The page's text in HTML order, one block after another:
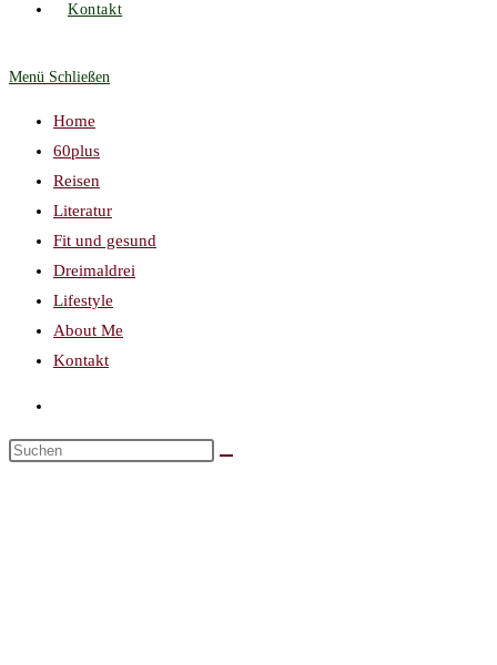
Kontakt
Menü Schließen
Home
60plus
Reisen
Literatur
Fit und gesund
Dreimaldrei
Lifestyle
About Me
Kontakt